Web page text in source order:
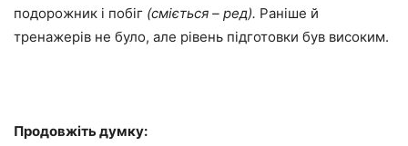
подорожник і побіг (сміється – ред). Раніше й
тренажерів не було, але рівень підготовки був високим.
Продовжіть думку: